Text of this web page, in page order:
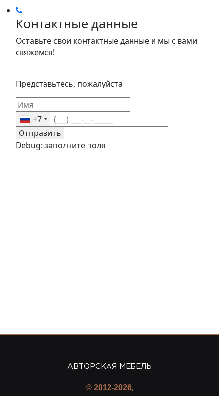
Контактные данные
Оставьте свои контактные данные и мы с вами
свяжемся!
Представьтесь, пожалуйста
+7
Отправить
Debug: заполните поля
АВТОРСКАЯ МЕБЕЛЬ
© 2012-2026,